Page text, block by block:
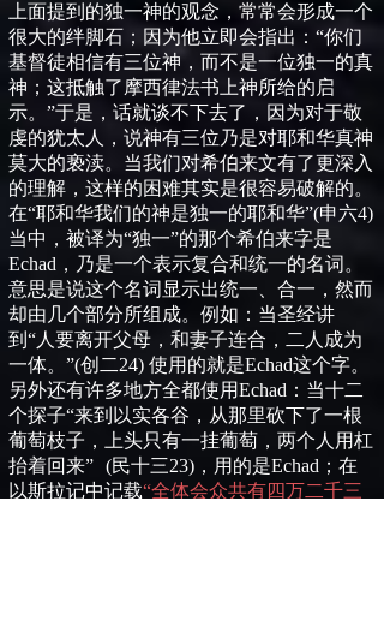
上面提到的独一神的观念，常常会形成一个
很大的绊脚石；因为他立即会指出： “你们
基督徒相信有三位神，而不是一位独一的真
神；这抵触了摩西律法书上神所给的启
示。 ”于是，话就谈不下去了，因为对于敬
虔的犹太人，说神有三位乃是对耶和华真神
莫大的亵渎。当我们对希伯来文有了更深入
的理解，这样的困难其实是很容易破解的。
在“耶和华我们的神是独一的耶和华”(申六4)
当中，被译为“独一”的那个希伯来字是
Echad ，乃是一个表示复合和统一的名词。
意思是说这个名词显示出统一、合一，然而
却由几个部分所组成。例如：当圣经讲
到 “人要离开父母，和妻子连合，二人成为
一体。 ”(创二24) 使用的就是Echad这个字。
另外还有许多地方全都使用Echad ：当十二
个探子“来到以实各谷，从那里砍下了一根
葡萄枝子，上头只有一挂葡萄，两个人用杠
抬着回来” (民十三23) ， 用的是Echad ； 在
以斯拉记中记载“全体会众共有四万二千三